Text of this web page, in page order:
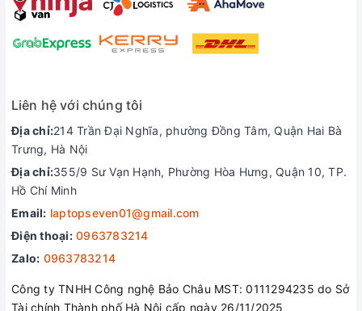
Liên hệ ngay với đội ngũ hỗ trợ để được tư vấn chi tiết về
sản phẩm
Xrazer.vn- Hệ thống bán lẻ laptop hàng đầu
Liên hệ với chúng tôi
Địa chỉ:214 Trần Đại Nghĩa, phường Đồng Tâm, Quận Hai Bà
Trưng, Hà Nội
Địa chỉ:355/9 Sư Vạn Hạnh, Phường Hòa Hưng, Quận 10, TP.
Hồ Chí Minh
Email: laptopseven01@gmail.com
Điện thoại: 0963783214
Zalo: 0963783214
Công ty TNHH Công nghệ Bảo Châu MST: 0111294235 do Sở
Tài chính Thành phố Hà Nội cấp ngày 26/11/2025